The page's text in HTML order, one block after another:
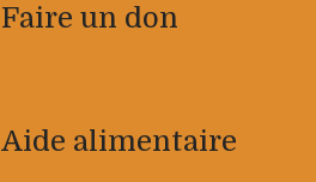
Faire un don
Aide alimentaire